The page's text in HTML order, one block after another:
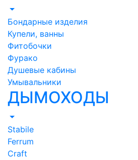
Бондарные изделия
Купели, ванны
Фитобочки
Фурако
Душевые кабины
Умывальники
ДЫМОХОДЫ
Stabile
Ferrum
Craft